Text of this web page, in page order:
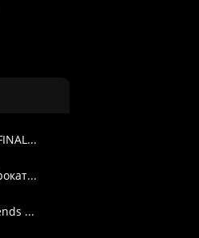
в рабочее время
товара.
...